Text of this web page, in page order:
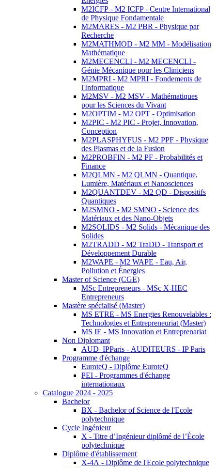
M2ICFP - M2 ICFP - Centre International
de Physique Fondamentale
M2MARES - M2 PBR - Physique par
Recherche
M2MATHMOD - M2 MM - Modélisation
Mathématique
M2MECENCLI - M2 MECENCLI -
Génie Mécanique pour les Cliniciens
M2MPRI - M2 MPRI - Fondements de
l'Informatique
M2MSV - M2 MSV - Mathématiques
pour les Sciences du Vivant
M2OPTIM - M2 OPT - Optimisation
M2PIC - M2 PIC - Projet, Innovation,
Conception
M2PLASPHYFUS - M2 PPF - Physique
des Plasmas et de la Fusion
M2PROBFIN - M2 PF - Probabilités et
Finance
M2QLMN - M2 QLMN - Quantique,
Lumière, Matériaux et Nanosciences
M2QUANTDEV - M2 QD - Dispositifs
Quantiques
M2SMNO - M2 SMNO - Science des
Matériaux et des Nano-Objets
M2SOLIDS - M2 Solids - Mécanique des
Solides
M2TRADD - M2 TraDD - Transport et
Développement Durable
M2WAPE - M2 WAPE - Eau, Air,
Pollution et Énergies
Master of Science (CGE)
MSc Entrepreneurs - MSc X-HEC
Entrepreneurs
Mastère spécialisé (Master)
MS ETRE - MS Energies Renouvelables :
Technologies et Entrepreneuriat (Master)
MS IE - MS Innovation et Entreprenariat
Non Diplomant
AUD_IPParis - AUDITEURS - IP Paris
Programme d'échange
EuroteQ - Diplôme EuroteQ
PEI - Programmes d'échange
internationaux
Catalogue 2024 - 2025
Bachelor
BX - Bachelor of Science de l'Ecole
polytechnique
Cycle Ingénieur
X - Titre d’Ingénieur diplômé de l’École
polytechnique
Diplôme d'établissement
X-4A - Diplôme de l'Ecole polytechnique